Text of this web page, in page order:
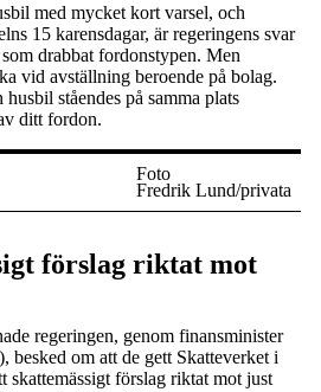
med mycket kort varsel, och
15 karensdagar, är regeringens svar
drabbat fordonstypen. Men
vid avställning beroende på bolag.
ståendes på samma plats
ditt fordon.
Foto
Fredrik Lund/privata
förslag riktat mot
regeringen, genom finansminister
besked om att de gett Skatteverket i
skattemässigt förslag riktat mot just